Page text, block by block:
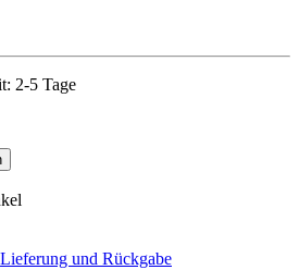
2-5 Tage
Lieferung und Rückgabe